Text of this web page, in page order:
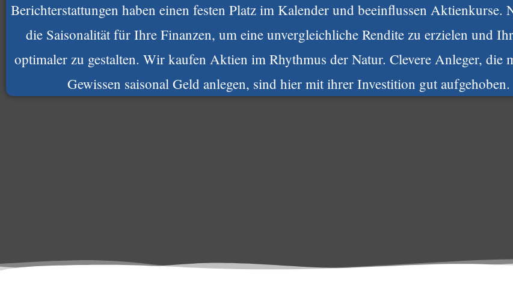
Berichterstattungen haben einen festen Platz im Kalender und beeinflussen Aktienkurse.
die Saisonalität für Ihre Finanzen, um eine unvergleichliche Rendite zu erzielen und
optimaler zu gestalten. Wir kaufen Aktien im Rhythmus der Natur. Clevere Anleger, die
Gewissen saisonal Geld anlegen, sind hier mit ihrer Investition gut aufgehoben.